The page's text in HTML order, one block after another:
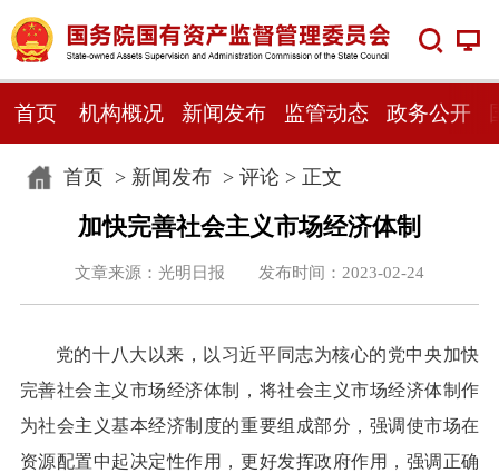
首页 机构概况 新闻发布 监管动态 政务公开
首页> 新闻发布> 评论 > 正文
加快完善社会主义市场经济体制
文章来源：光明日报 发布时间：2023-02-24
党的十八大以来，以习近平同志为核心的党中央加快
完善社会主义市场经济体制，将社会主义市场经济体制作
为社会主义基本经济制度的重要组成部分，强调使市场在
资源配置中起决定性作用，更好发挥政府作用，强调正确